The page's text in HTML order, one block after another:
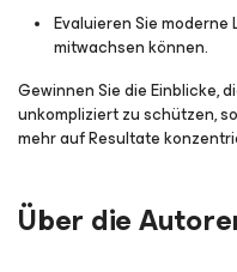
Evaluieren Sie moderne
mitwachsen können.
Gewinnen Sie die Einblicke,
unkompliziert zu schützen,
mehr auf Resultate
Über die